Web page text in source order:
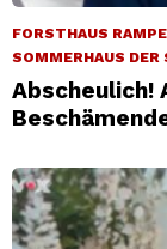
FORSTHAUS
SOMMERHAUS DER
Abscheulich!